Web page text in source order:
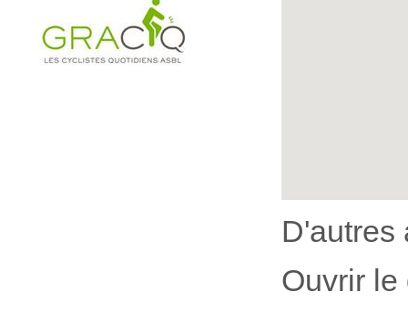
D'autres
Ouvrir le